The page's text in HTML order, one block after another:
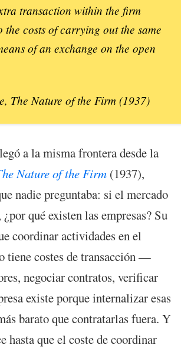
transaction within the firm
the costs of carrying out the same
of an exchange on the open
The Nature of the Firm(1937)
a la misma frontera desde la
Nature of the Firm (1937),
nadie preguntaba: si el mercado
qué existen las empresas? Su
coordinar actividades en el
tiene costes de transacción —
negociar contratos, verificar
existe porque internalizar esas
barato que contratarlas fuera. Y
hasta que el coste de coordinar